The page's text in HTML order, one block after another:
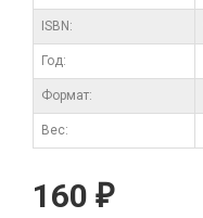
ISBN:
Год:
Формат:
Вес:
160 ₽